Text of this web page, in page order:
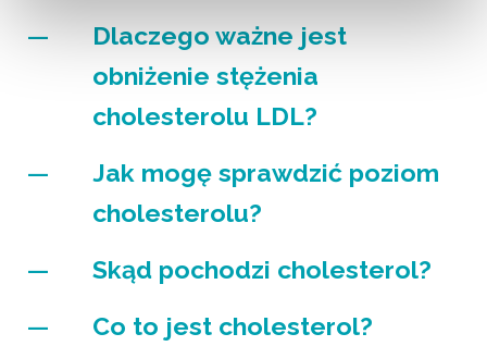
Dlaczego ważne jest
obniżenie stężenia
cholesterolu LDL?
Jak mogę sprawdzić poziom
cholesterolu?
Skąd pochodzi cholesterol?
Co to jest cholesterol?